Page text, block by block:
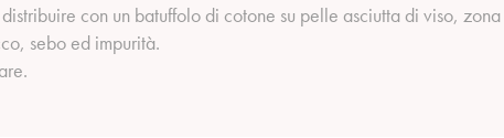
con un batuffolo di cotone su pelle asciutta di viso,
sebo ed impurità.